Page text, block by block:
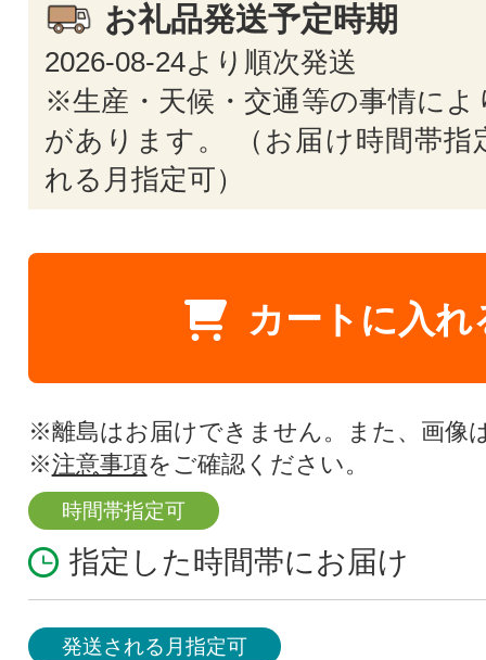
お礼品発送予定時期
2026-08-24より順次発送
※生産・天候・交通等の事情によ
があります。 （お届け時間帯指
れる月指定可）
カートに入れ
※離島はお届けできません。また、画像
※注意事項をご確認ください。
時間帯指定可
指定した時間帯にお届け
発送される月指定可